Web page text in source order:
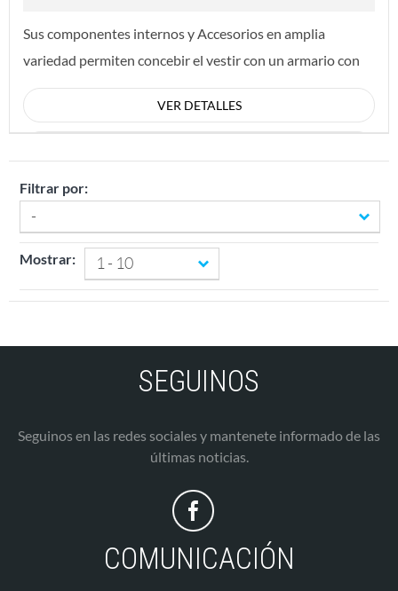
Sus componentes internos y Accesorios en amplia
variedad permiten concebir el vestir con un armario con
un alto nivel de diseÃ±o, independiente de l...
VER DETALLES
Filtrar por:
-
Mostrar: 1 - 10
SEGUINOS
Seguinos en las redes sociales y mantenete informado de las
últimas noticias.
COMUNICACIÓN